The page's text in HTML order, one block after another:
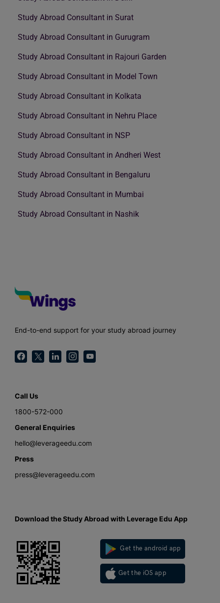
Study Abroad Consultant in Surat
Study Abroad Consultant in Gurugram
Study Abroad Consultant in Rajouri Garden
Study Abroad Consultant in Model Town
Study Abroad Consultant in Kolkata
Study Abroad Consultant in Nehru Place
Study Abroad Consultant in NSP
Study Abroad Consultant in Andheri West
Study Abroad Consultant in Bengaluru
Study Abroad Consultant in Mumbai
Study Abroad Consultant in Nashik
End-to-end support for your study abroad journey
Call Us
1800-572-000
General Enquiries
hello@leverageedu.com
Press
press@leverageedu.com
Download the Study Abroad with Leverage Edu App
Get the android app
Get the iOS app